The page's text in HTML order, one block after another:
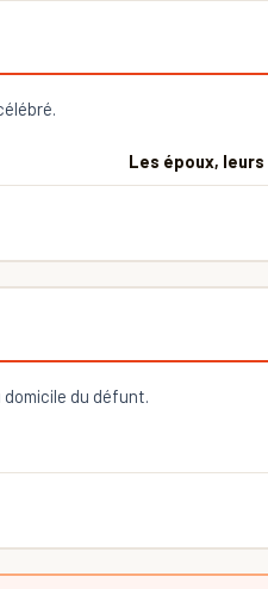
Les époux,
du défunt.